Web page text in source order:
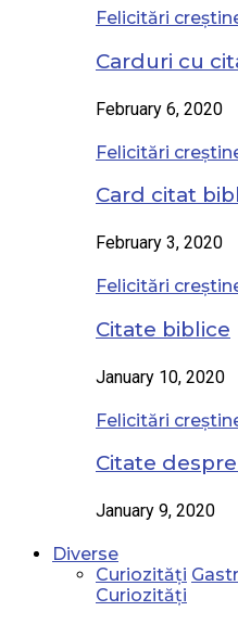
Felicitări
Carduri cu
February 6, 2020
Felicitări
Card citat
February 3, 2020
Felicitări
Citate biblice
January 10, 2020
Felicitări
Citate
January 9, 2020
Diverse
Curiozități
Curiozități